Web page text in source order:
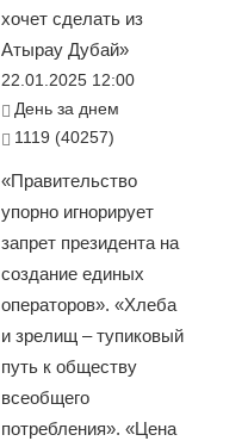
хочет сделать из
Атырау Дубай»
22.01.2025 12:00
День за днем
1119 (40257)
«Правительство
упорно игнорирует
запрет президента на
создание единых
операторов». «Хлеба
и зрелищ – тупиковый
путь к обществу
всеобщего
потребления». «Цена